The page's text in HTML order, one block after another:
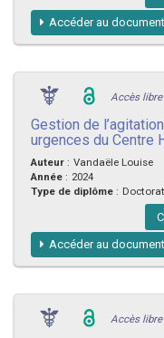
Accéder au document
Accès libre
Gestion de
urgences du Centre
Auteur : Vandaële Louise
Année : 2024
Type de diplôme :
Accéder au document
Accès libre